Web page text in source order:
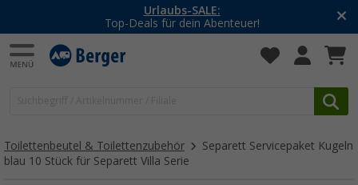
Urlaubs-SALE:
Top-Deals für dein Abenteuer!
Toilettenbeutel & Toilettenzubehör
Separett Servicepaket Kugeln
blau 10 Stück für Separett Villa Serie